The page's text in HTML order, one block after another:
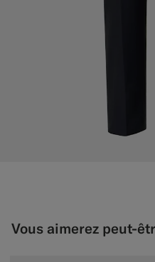
Vous aimerez peut-